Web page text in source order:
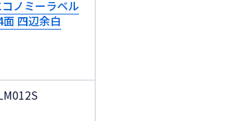
ノミーラベル
面 四辺余白